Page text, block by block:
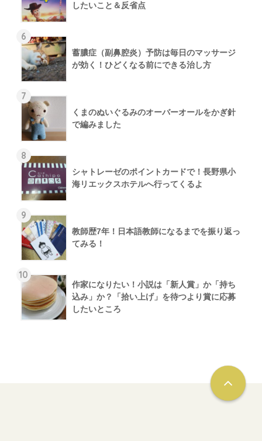
したいこと＆反省点
6
蓄膿症（副鼻腔炎）予防は毎日のマッサージ
が効く！ひどくなる前にできる治し方
7
くまのぬいぐるみのオーバーオールをかぎ針
で編みました
8
シャトレーゼのポイントカードで！長野県小
海リエックスホテルへ行ってくるよ
9
教師歴7年！日本語教師になるまでを振り返っ
てみる！
10
作家になりたい！小説は「新人賞」か「持ち
込み」か？「拾い上げ」を待つより賞に応募
したいところ